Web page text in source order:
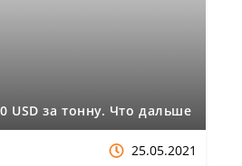
USD за тонну. Что дальше
25.05.2021